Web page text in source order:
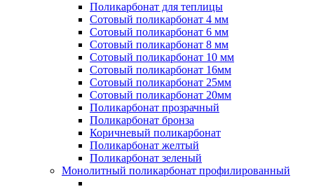
Поликарбонат для теплицы
Сотовый поликарбонат 4 мм
Сотовый поликарбонат 6 мм
Сотовый поликарбонат 8 мм
Сотовый поликарбонат 10 мм
Сотовый поликарбонат 16мм
Сотовый поликарбонат 25мм
Сотовый поликарбонат 20мм
Поликарбонат прозрачный
Поликарбонат бронза
Коричневый поликарбонат
Поликарбонат желтый
Поликарбонат зеленый
Монолитный поликарбонат профилированный